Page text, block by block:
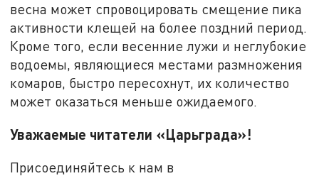
весна может спровоцировать смещение пика
активности клещей на более поздний период.
Кроме того, если весенние лужи и неглубокие
водоемы, являющиеся местами размножения
комаров, быстро пересохнут, их количество
может оказаться меньше ожидаемого.
Уважаемые читатели «Царьграда»!
Присоединяйтесь к нам в